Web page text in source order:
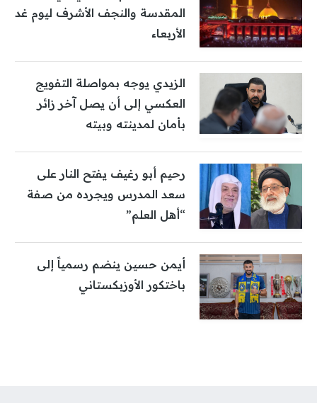
المقدسة والنجف الأشرف ليوم غد
الأربعاء
الزيدي يوجه بمواصلة التفويج
العكسي إلى أن يصل آخر زائر
بأمان لمدينته وبيته
رحيم أبو رغيف يفتح النار على
سعد المدرس ويجرده من صفة
“أهل العلم”
أيمن حسين ينضم رسمياً إلى
باختكور الأوزبكستاني